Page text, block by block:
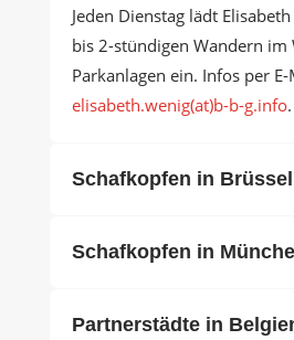
Jeden Dienstag lädt
bis 2-stündigen Wandern im
Parkanlagen ein. Infos per
elisabeth.wenig(at)b-b-g.info.
Schafkopfen in Brüssel
Schafkopfen in
Partnerstädte in